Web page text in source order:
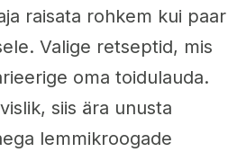
raisata rohkem kui paar
Valige retseptid, mis
oma toidulauda.
siis ära unusta
lemmikroogade